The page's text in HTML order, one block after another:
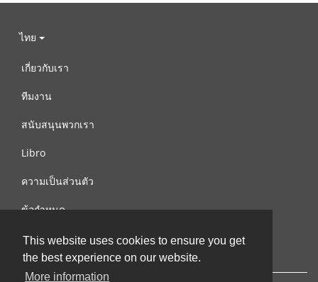
This website uses cookies to ensure you get
the best experience on our website.
More information
ไทย
เกี่ยวกับเรา
ทีมงาน
สนับสนุนพวกเรา
Libro
ความเป็นส่วนตัว
ข้อกำหนด
ติดต่อเรา